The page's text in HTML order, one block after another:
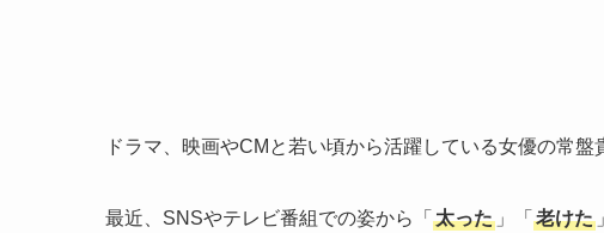
ドラマ、映画やCMと若い頃から活躍している女優の常盤
最近、SNSやテレビ番組での姿から「 太った 」「 老けた